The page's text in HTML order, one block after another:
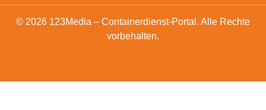
© 2026 123Media – Containerdienst-Portal. Alle Rechte
vorbehalten.